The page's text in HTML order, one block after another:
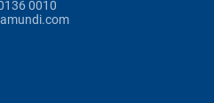
0010